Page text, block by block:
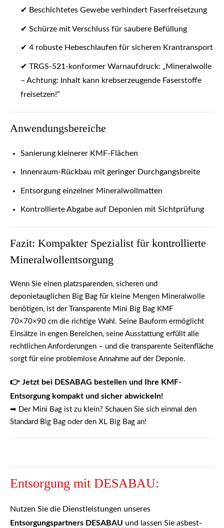
✔ Beschichtetes Gewebe verhindert Faserfreisetzung
✔ Schürze mit Verschluss für saubere Befüllung
✔ 4 robuste Hebeschlaufen für sicheren Krantransport
✔ TRGS-521-konformer Warnaufdruck: „Mineralwolle
– Achtung: Inhalt kann krebserzeugende Faserstoffe
freisetzen!“
Anwendungsbereiche
Sanierung kleinerer KMF-Flächen
Innenraum-Rückbau mit geringer Durchgangsbreite
Entsorgung einzelner Mineralwollmatten
Kontrollierte Abgabe auf Deponien mit Sichtprüfung
Fazit: Kompakter Spezialist für kontrollierte
Mineralwollentsorgung
Wenn Sie einen platzsparenden, sicheren und
deponietauglichen Big Bag für kleine Mengen Mineralwolle
benötigen, ist der
Transparente Mini Big Bag KMF
70×70×90 cm die richtige Wahl. Seine Bauform ermöglicht
Einsätze in engen Bereichen, seine Ausstattung erfüllt alle
rechtlichen Anforderungen – und die transparente Seitenfläche
sorgt für eine problemlose Annahme auf der Deponie.
👉 Jetzt bei DESABAG bestellen und Ihre KMF-
Entsorgung kompakt und sicher abwickeln!
➡ Der Mini Bag ist zu klein? Schauen Sie sich einmal den
Standard Big Bag oder den XL Big Bag an!
Entsorgung mit DESABAU:
Nutzen Sie die Dienstleistungen unseres
Entsorgungspartners DESABAU und lassen Sie asbest-